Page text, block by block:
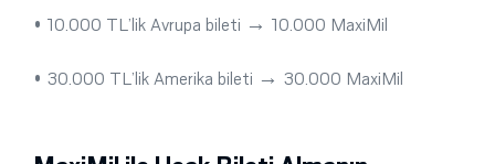
• 10.000 TL’lik Avrupa bileti → 10.000 MaxiMil
• 30.000 TL’lik Amerika bileti → 30.000 MaxiMil